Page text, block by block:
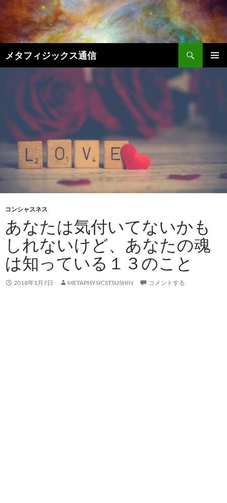
テ
ン
へ
メタフィジックス通信
索
コンシャスネス
あなたは気付いてないかも
しれないけど、あなたの魂
は知っている１３のこと
2018年1月7日 METAPHYSICSTSUSHIN コメントする